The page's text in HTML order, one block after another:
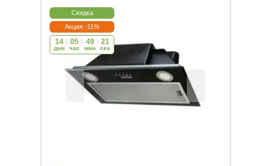
Скидка
Акция -11%
14
дни
: 05
час
: 49
мин
: 20
cек